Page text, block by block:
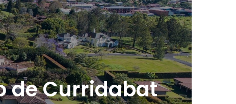
de Curridabat